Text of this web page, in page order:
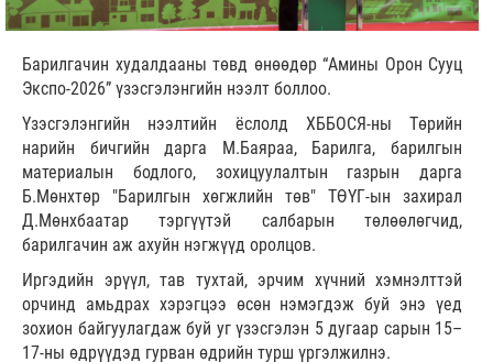
Барилгачин худалдааны төвд өнөөдөр “Амины Орон Сууц
Экспо-2026” үзэсгэлэнгийн нээлт боллоо.
Үзэсгэлэнгийн нээлтийн ёслолд ХББОСЯ-ны Төрийн
нарийн бичгийн дарга М.Баяраа, Барилга, барилгын
материалын бодлого, зохицуулалтын газрын дарга
Б.Мөнхтөр "Барилгын хөгжлийн төв" ТӨҮГ-ын захирал
Д.Мөнхбаатар тэргүүтэй салбарын төлөөлөгчид,
барилгачин аж ахуйн нэгжүүд оролцов.
Иргэдийн эрүүл, тав тухтай, эрчим хүчний хэмнэлттэй
орчинд амьдрах хэрэгцээ өсөн нэмэгдэж буй энэ үед
зохион байгуулагдаж буй уг үзэсгэлэн 5 дугаар сарын 15–
17-ны өдрүүдэд гурван өдрийн турш үргэлжилнэ.